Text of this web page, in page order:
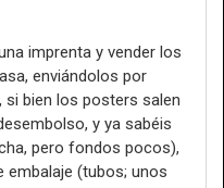
imprenta y vender los
enviándolos por
si bien los posters salen
y ya sabéis
pero fondos pocos),
embalaje (tubos; unos